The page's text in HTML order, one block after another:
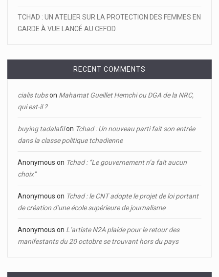
TCHAD : UN ATELIER SUR LA PROTECTION DES FEMMES EN
GARDE À VUE LANCÉ AU CEFOD.
RECENT COMMENTS
cialis tubson Mahamat Gueillet Hemchi ou DGA de la NRC,
qui est-il ?
buying tadalafilon Tchad : Un nouveau parti fait son entrée
dans la classe politique tchadienne
Anonymous on Tchad : ‘’Le gouvernement n’a fait aucun
choix’’
Anonymous on Tchad : le CNT adopte le projet de loi portant
de création d’une école supérieure de journalisme
Anonymous on L’artiste N2A plaide pour le retour des
manifestants du 20 octobre se trouvant hors du pays